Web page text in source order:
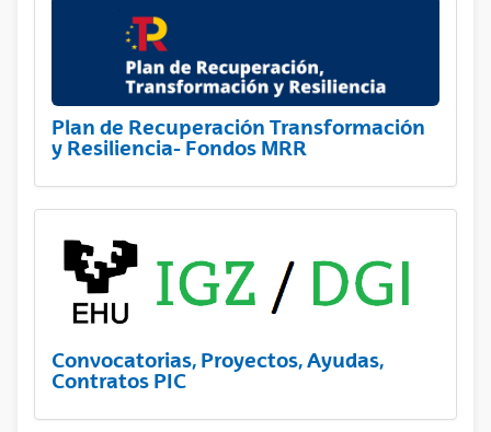
Plan de Recuperación Transformación
y Resiliencia- Fondos MRR
Convocatorias, Proyectos, Ayudas,
Contratos PIC